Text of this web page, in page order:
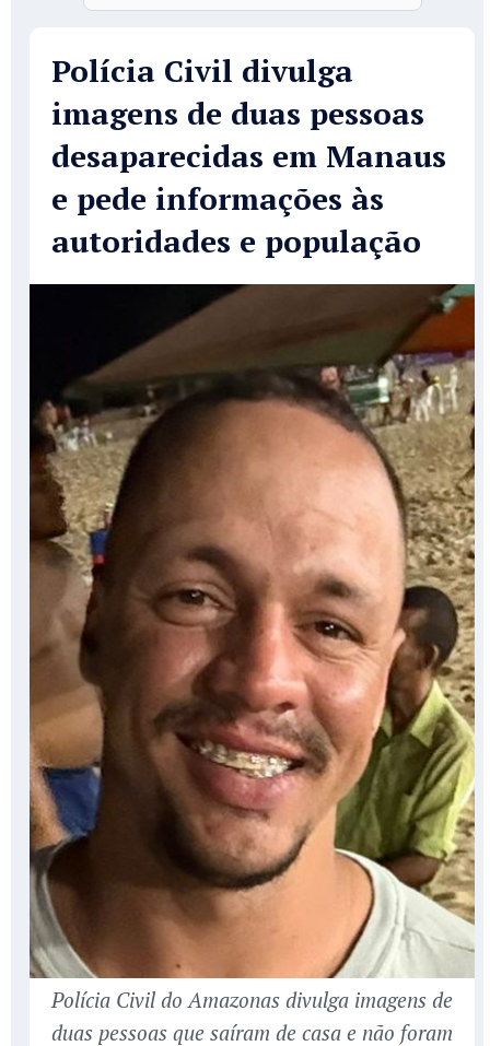
Polícia Civil divulga
imagens de duas pessoas
desaparecidas em Manaus
e pede informações às
autoridades e população
Polícia Civil do Amazonas divulga imagens de
duas pessoas que saíram de casa e não foram